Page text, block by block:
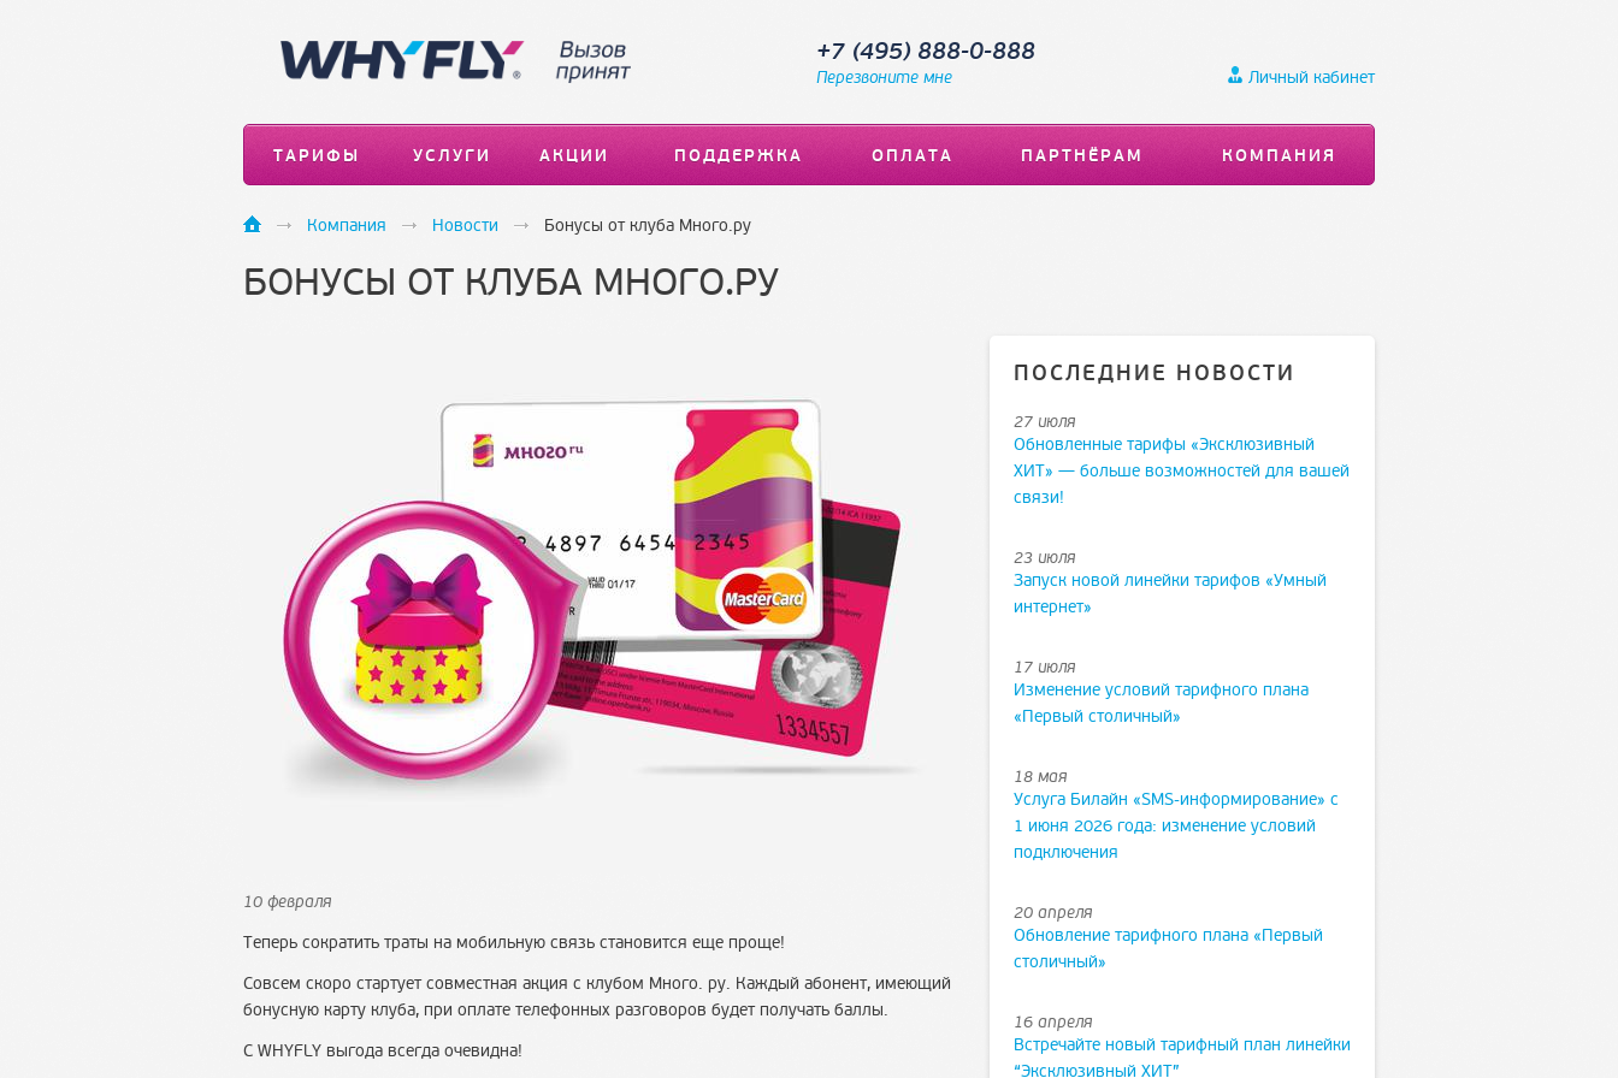
+7 (495) 888-0-888
Перезвоните мне Личный кабинет
ТАРИФЫ УСЛУГИ АКЦИИ ПОДДЕРЖКА ОПЛАТА ПАРТНЁРАМ КОМПАНИЯ
Компания Новости Бонусы от клуба Много.ру
БОНУСЫ ОТ КЛУБА МНОГО.РУ
10 февраля
Теперь сократить траты на мобильную связь становится еще проще!
Совсем скоро стартует совместная акция с клубом Много. ру. Каждый абонент, имеющий
бонусную карту клуба, при оплате телефонных разговоров будет получать баллы.
С WHYFLY выгода всегда очевидна!
ПОСЛЕДНИЕ НОВОСТИ
27 июля
Обновленные тарифы «Эксклюзивный
ХИТ» — больше возможностей для вашей
связи!
23 июля
Запуск новой линейки тарифов «Умный
интернет»
17 июля
Изменение условий тарифного плана
«Первый столичный»
18 мая
Услуга Билайн «SMS-информирование» с
1 июня 2026 года: изменение условий
подключения
20 апреля
Обновление тарифного плана «Первый
столичный»
16 апреля
Встречайте новый тарифный план линейки
“Эксклюзивный ХИТ”